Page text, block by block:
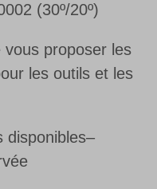
(30º/20º)
vous proposer les
les outils et les
disponibles–